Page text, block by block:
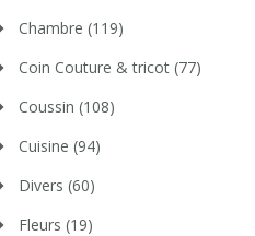
Chambre (119)
Coin Couture & tricot (77)
Coussin (108)
Cuisine (94)
Divers (60)
Fleurs (19)